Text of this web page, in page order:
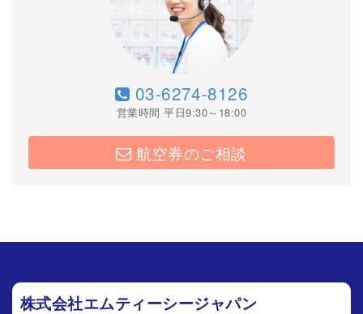
03-6274-8126
営業時間 平日9:30～18:00
航空券のご相談
株式会社エムティーシージャパン